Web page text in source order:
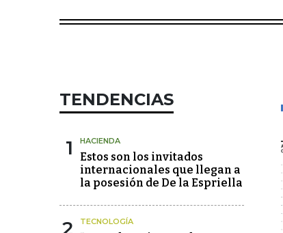
TENDENCIAS
1 HACIENDA
Estos son los invitados
internacionales que llegan a
la posesión de De la Espriella
2 TECNOLOGÍA